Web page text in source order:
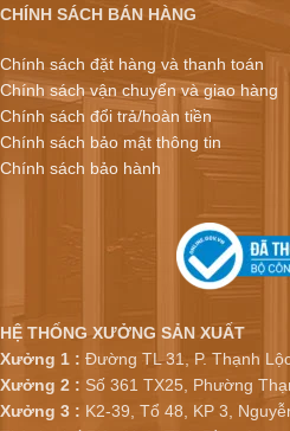
CHÍNH SÁCH BÁN HÀNG
Chính sách đặt hàng và thanh toán
Chính sách vận chuyển và giao hàng
Chính sách đổi trả/hoàn tiền
Chính sách bảo mật thông tin
Chính sách bảo hành
HỆ THỐNG XƯỞNG SẢN XUẤT
Xưởng 1 : Đường TL 31, P. Thạnh
Xưởng 2 : Số 361 TX25, Phường
Xưởng 3 : K2-39, Tổ 48, KP 3,